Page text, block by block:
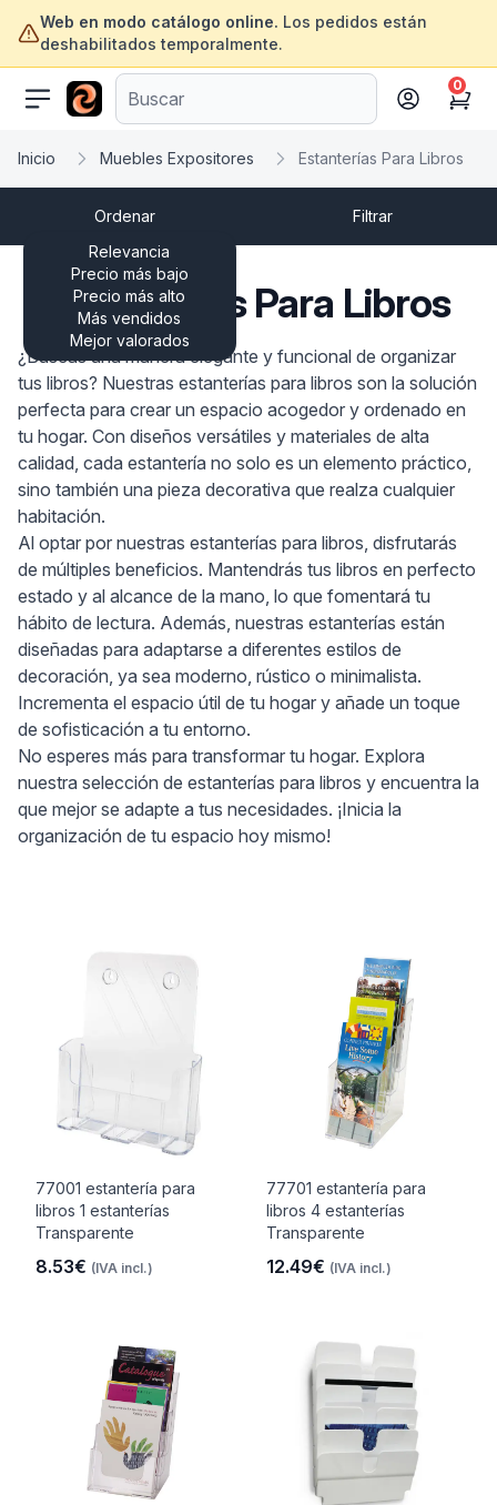
Web en modo catálogo online. Los pedidos están
deshabilitados temporalmente.
ofertasinformatica.com
Cart
0
Inicio Muebles Expositores Estanterías Para Libros
Ordenar
Relevancia
Precio más bajo
Precio más alto
Más vendidos
Mejor valorados
Filtrar
Estanterías Para Libros
¿Buscas una manera elegante y funcional de organizar
tus libros? Nuestras estanterías para libros son la solución
perfecta para crear un espacio acogedor y ordenado en
tu hogar. Con diseños versátiles y materiales de alta
calidad, cada estantería no solo es un elemento práctico,
sino también una pieza decorativa que realza cualquier
habitación.
Al optar por nuestras estanterías para libros, disfrutarás
de múltiples beneficios. Mantendrás tus libros en perfecto
estado y al alcance de la mano, lo que fomentará tu
hábito de lectura. Además, nuestras estanterías están
diseñadas para adaptarse a diferentes estilos de
decoración, ya sea moderno, rústico o minimalista.
Incrementa el espacio útil de tu hogar y añade un toque
de sofisticación a tu entorno.
No esperes más para transformar tu hogar. Explora
nuestra selección de estanterías para libros y encuentra la
que mejor se adapte a tus necesidades. ¡Inicia la
organización de tu espacio hoy mismo!
77001 estantería para
libros 1 estanterías
Transparente
8.53€ (IVA incl.)
77701 estantería para
libros 4 estanterías
Transparente
12.49€ (IVA incl.)